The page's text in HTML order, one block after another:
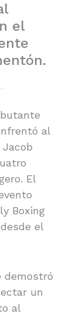
el
al
El
Boxing
el
demostró
un
al